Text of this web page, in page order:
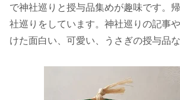
で神社巡りと授与品集めが趣味です。
社巡りをしています。神社巡りの記事
けた面白い、可愛い、うさぎの授与品